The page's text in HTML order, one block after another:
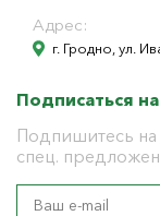
Адрес:
г. Гродно, ул.
Подписаться
Подпишитесь на
спец.